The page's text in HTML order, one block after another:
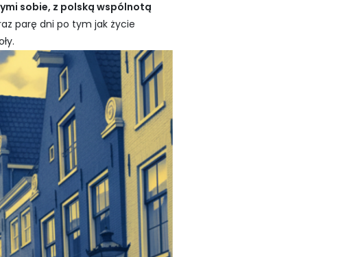
sobie, z polską wspólnotą
parę dni po tym jak życie